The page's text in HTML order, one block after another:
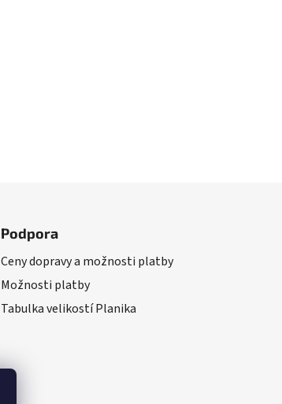
Podpora
Ceny dopravy a možnosti platby
Možnosti platby
Tabulka velikostí Planika